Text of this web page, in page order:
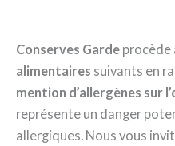
Conserves Garde procède
alimentaires suivants en
mention d’allergènes sur
représente un danger
allergiques. Nous vous